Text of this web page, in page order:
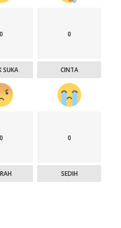
0
SUKA
0
CINTA
0 0
SEDIH